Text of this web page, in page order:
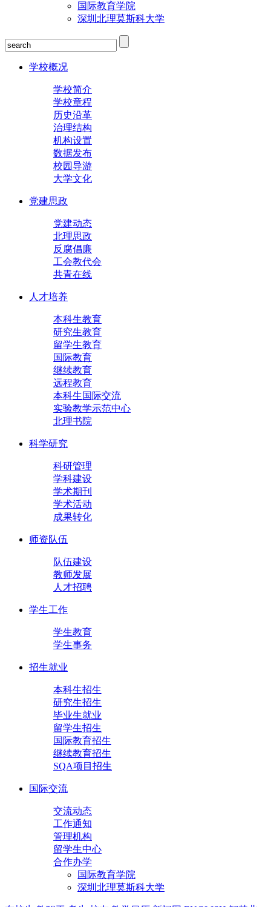
国际教育学院
深圳北理莫斯科大学
学校概况
学校简介
学校章程
历史沿革
治理结构
机构设置
数据发布
校园导游
大学文化
党建思政
党建动态
北理思政
反腐倡廉
工会教代会
共青在线
人才培养
本科生教育
研究生教育
留学生教育
国际教育
继续教育
远程教育
本科生国际交流
实验教学示范中心
北理书院
科学研究
科研管理
学科建设
学术期刊
学术活动
成果转化
师资队伍
队伍建设
教师发展
人才招聘
学生工作
学生教育
学生事务
招生就业
本科生招生
研究生招生
毕业生就业
留学生招生
国际教育招生
继续教育招生
SQA项目招生
国际交流
交流动态
工作通知
管理机构
留学生中心
合作办学
国际教育学院
深圳北理莫斯科大学